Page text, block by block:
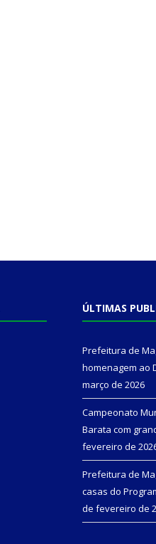
ÚLTIMAS
Prefeitura de
homenagem ao
março de 2026
Campeonato
Barata com
fevereiro de
Prefeitura de
casas do
de fevereiro de